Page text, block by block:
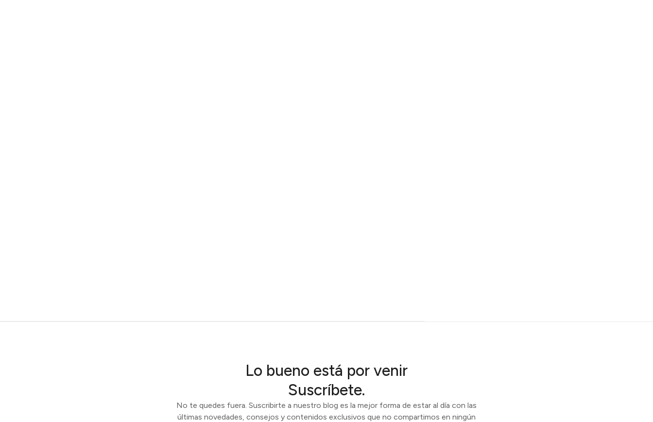
Lo bueno está por venir
Suscríbete.
No te quedes fuera. Suscribirte a nuestro blog es la mejor forma de estar al día con las
últimas novedades, consejos y contenidos exclusivos que no compartimos en ningún